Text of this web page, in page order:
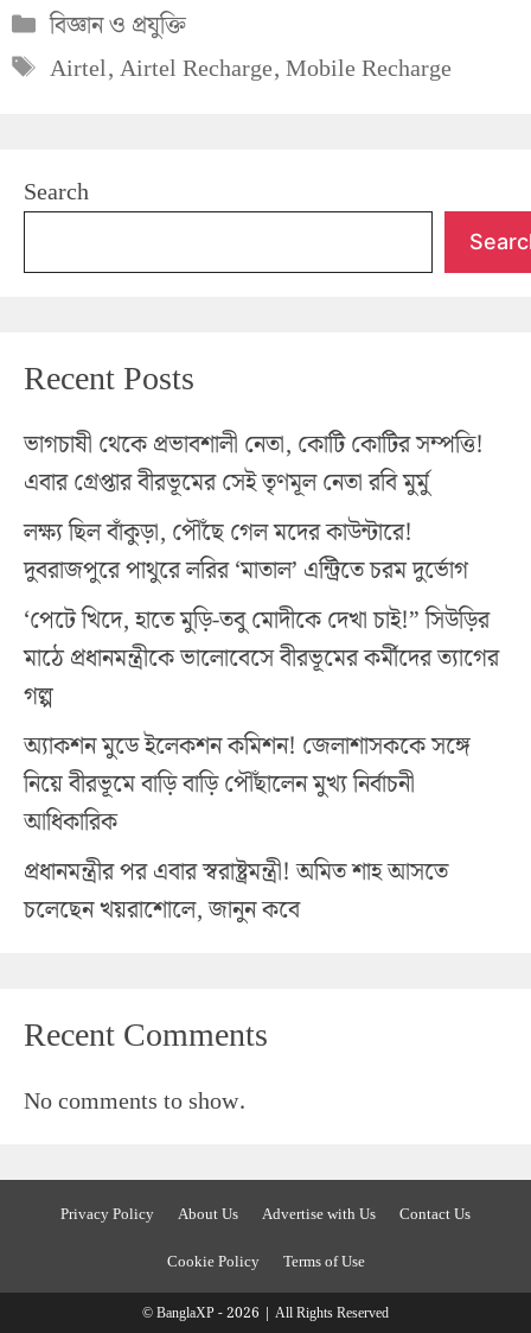
Categories
বিজ্ঞান ও প্রযুক্তি
Tags
Airtel,Airtel Recharge,Mobile Recharge
Search
Recent Posts
ভাগচাষী থেকে প্রভাবশালী নেতা, কোটি কোটির সম্পত্তি!
এবার গ্রেপ্তার বীরভূমের সেই তৃণমূল নেতা রবি মুর্মু
লক্ষ্য ছিল বাঁকুড়া, পৌঁছে গেল মদের কাউন্টারে!
দুবরাজপুরে পাথুরে লরির ‘মাতাল’ এন্ট্রিতে চরম দুর্ভোগ
‘পেটে খিদে, হাতে মুড়ি-তবু মোদীকে দেখা চাই!” সিউড়ির
মাঠে প্রধানমন্ত্রীকে ভালোবেসে বীরভূমের কর্মীদের ত্যাগের
গল্প
অ্যাকশন মুডে ইলেকশন কমিশন! জেলাশাসককে সঙ্গে
নিয়ে বীরভূমে বাড়ি বাড়ি পৌঁছালেন মুখ্য নির্বাচনী
আধিকারিক
প্রধানমন্ত্রীর পর এবার স্বরাষ্ট্রমন্ত্রী! অমিত শাহ আসতে
চলেছেন খয়রাশোলে, জানুন কবে
Recent Comments
No comments to show.
Privacy Policy About Us Advertise with Us
Contact Us
Cookie Policy
Terms of Use
© BanglaXP - 2026 | All Rights Reserved